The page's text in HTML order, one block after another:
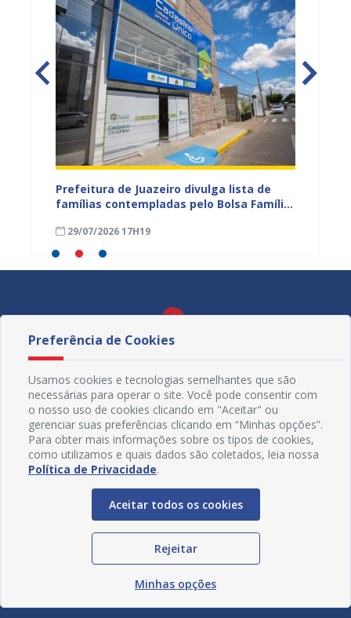
Prefeitura de Juazeiro divulga lista de
famílias contempladas pelo Bolsa Família
29/07/2026 17H19
Redes Sociais
Preferência de Cookies
Usamos cookies e tecnologias semelhantes que são
necessárias para operar o site. Você pode consentir com
o nosso uso de cookies clicando em "Aceitar" ou
gerenciar suas preferências clicando em “Minhas opções”.
Para obter mais informações sobre os tipos de cookies,
como utilizamos e quais dados são coletados, leia nossa
Política de Privacidade.
Aceitar todos os cookies
Rejeitar
Minhas opções